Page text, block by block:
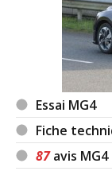
Essai MG4
Fiche
87avis MG4